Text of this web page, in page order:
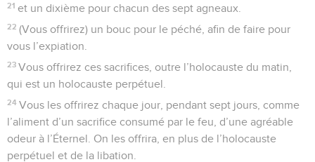
21 et un dixième pour chacun des sept agneaux.
22 (Vous offrirez) un bouc pour le péché, afin de faire pour
vous l’expiation.
23 Vous offrirez ces sacrifices, outre l’holocauste du matin,
qui est un holocauste perpétuel.
24 Vous les offrirez chaque jour, pendant sept jours, comme
l’aliment d’un sacrifice consumé par le feu, d’une agréable
odeur à l’Éternel. On les offrira, en plus de l’holocauste
perpétuel et de la libation.